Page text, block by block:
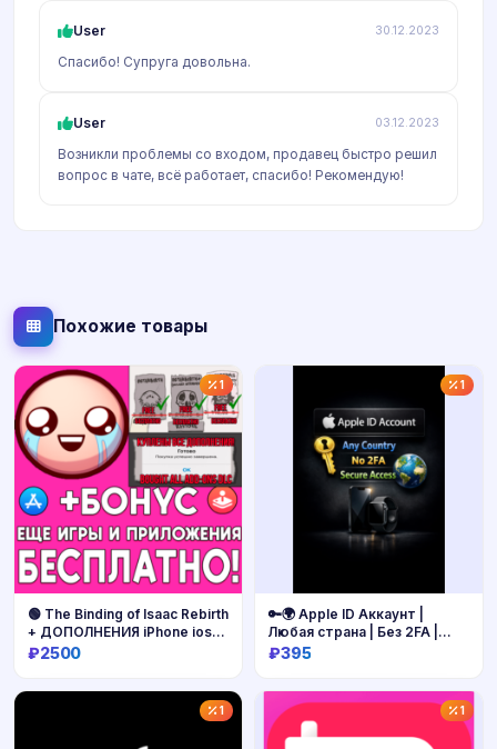
User 30.12.2023
Спасибо! Супруга довольна.
User 03.12.2023
Возникли проблемы со входом, продавец быстро решил
вопрос в чате, всё работает, спасибо! Рекомендую!
Похожие товары
1
🟢 The Binding of Isaac Rebirth
+ ДОПОЛНЕНИЯ iPhone ios
AppStore iPad MAC MACOS
₽2500
1
Купить
🔑🌍 Apple ID Аккаунт |
Любая страна | Без 2FA |
Надёжный доступ 📱
₽395
1 1